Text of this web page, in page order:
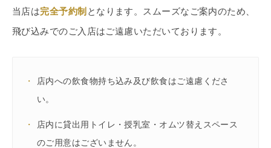
当店は完全予約制 となります。スムーズなご案内のため、
飛び込みでのご入店はご遠慮いただいております。
・
店内への飲食物持ち込み及び飲食はご遠慮くださ
い。
・
店内に貸出用トイレ・授乳室・オムツ替えスペース
のご用意はございません。